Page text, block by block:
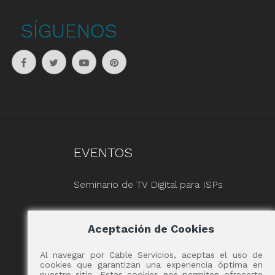
SÍGUENOS
EVENTOS
Seminario de TV Digital para ISPs
Aceptación de Cookies
Al navegar por Cable Servicios, aceptas el uso de
cookies que garantizan una experiencia óptima en